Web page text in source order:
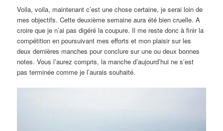
Voila, voila, maintenant c’est une chose certaine, je serai loin de
mes objectifs. Cette deuxième semaine aura été bien cruelle. A
croire que je n’ai pas digéré la coupure. Il me reste donc à finir la
compétition en poursuivant mes efforts et mon plaisir sur les
deux dernières manches pour conclure sur une ou deux bonnes
notes. Vous l’aurez compris, la manche d’aujourd’hui ne s’est
pas terminée comme je l’aurais souhaité.